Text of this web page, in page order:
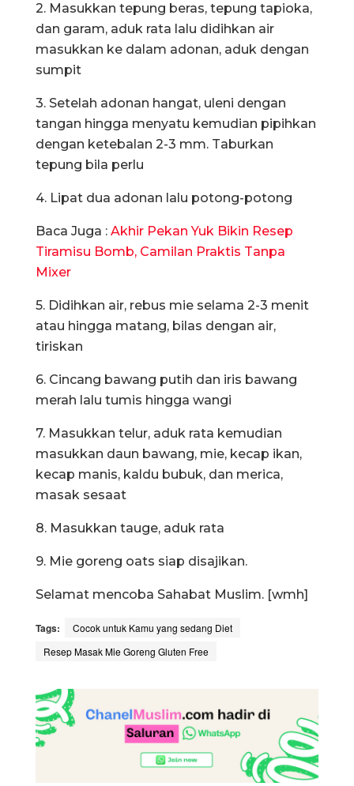
2. Masukkan tepung beras, tepung tapioka,
dan garam, aduk rata lalu didihkan air
masukkan ke dalam adonan, aduk dengan
sumpit
3. Setelah adonan hangat, uleni dengan
tangan hingga menyatu kemudian pipihkan
dengan ketebalan 2-3 mm. Taburkan
tepung bila perlu
4. Lipat dua adonan lalu potong-potong
Baca Juga : Akhir Pekan Yuk Bikin Resep
Tiramisu Bomb, Camilan Praktis Tanpa
Mixer
5. Didihkan air, rebus mie selama 2-3 menit
atau hingga matang, bilas dengan air,
tiriskan
6. Cincang bawang putih dan iris bawang
merah lalu tumis hingga wangi
7. Masukkan telur, aduk rata kemudian
masukkan daun bawang, mie, kecap ikan,
kecap manis, kaldu bubuk, dan merica,
masak sesaat
8. Masukkan tauge, aduk rata
9. Mie goreng oats siap disajikan.
Selamat mencoba Sahabat Muslim. [wmh]
Tags:
Cocok untuk Kamu yang sedang Diet
Resep Masak Mie Goreng Gluten Free